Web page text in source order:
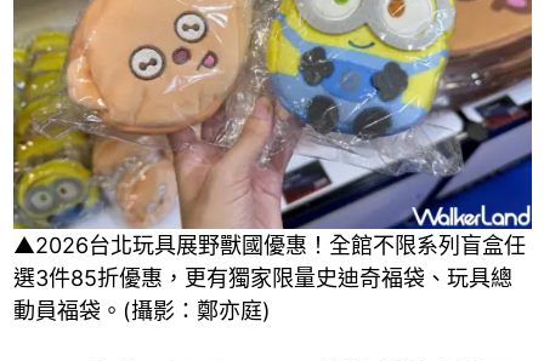
▲2026台北玩具展野獸國優惠！全館不限系列盲盒任
選3件85折優惠，更有獨家限量史迪奇福袋、玩具總
動員福袋。(攝影：鄭亦庭)